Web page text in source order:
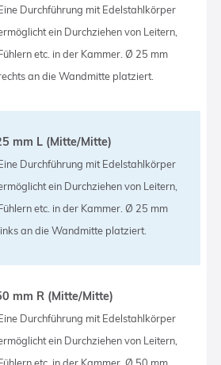
Durchführung mit Edelstahlkörper
ein Durchziehen von Leitern,
etc. in der Kammer. Ø 25 mm
an die Wandmitte platziert.
mm L (Mitte/Mitte)
Durchführung mit Edelstahlkörper
ein Durchziehen von Leitern,
etc. in der Kammer. Ø 25 mm
an die Wandmitte platziert.
mm R (Mitte/Mitte)
Durchführung mit Edelstahlkörper
ein Durchziehen von Leitern,